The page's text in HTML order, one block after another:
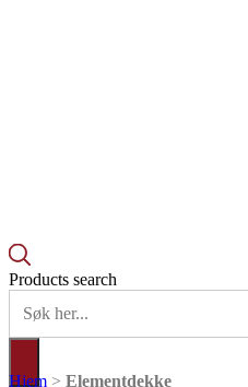
Products search
Hjem > Elementdekke